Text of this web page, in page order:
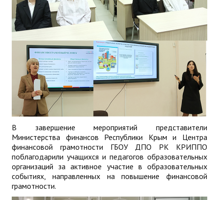
В завершение мероприятий представители
Министерства финансов Республики Крым и Центра
финансовой грамотности ГБОУ ДПО РК КРИППО
поблагодарили учащихся и педагогов образовательных
организаций за активное участие в образовательных
событиях, направленных на повышение финансовой
грамотности.